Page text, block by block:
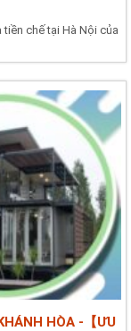
chế tại Hà Nội của
HÒA -【ƯU